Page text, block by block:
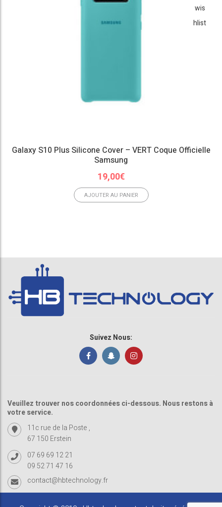
wis
hlist
Galaxy S10 Plus Silicone Cover – VERT Coque Officielle
Samsung
19,00€
AJOUTER AU PANIER
Suivez Nous:
Veuillez trouver nos coordonnées ci-dessous. Nous restons à
votre service.
11c rue de la Poste ,
67 150 Erstein
07 69 69 12 21
09 52 71 47 16
contact@hbtechnology.fr